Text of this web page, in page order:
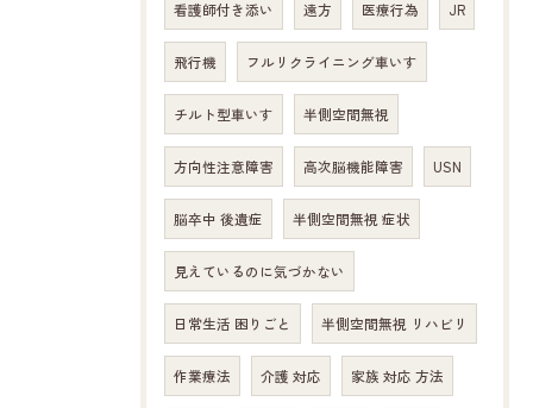
看護師付き添い 遠方 医療行為 JR
飛行機 フルリクライニング車いす
チルト型車いす 半側空間無視
方向性注意障害 高次脳機能障害 USN
脳卒中 後遺症 半側空間無視 症状
見えているのに気づかない
日常生活 困りごと 半側空間無視 リハビリ
作業療法 介護 対応 家族 対応 方法